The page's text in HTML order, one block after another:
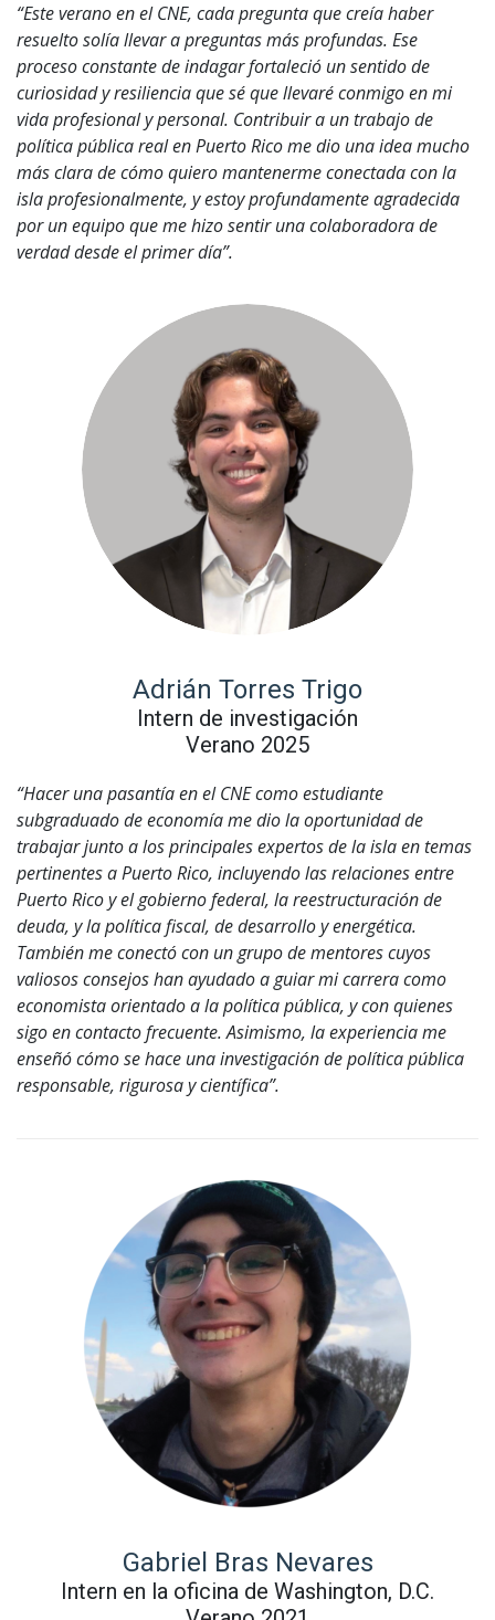
“Este verano en el CNE, cada pregunta que creía haber
resuelto solía llevar a preguntas más profundas. Ese
proceso constante de indagar fortaleció un sentido de
curiosidad y resiliencia que sé que llevaré conmigo en mi
vida profesional y personal. Contribuir a un trabajo de
política pública real en Puerto Rico me dio una idea mucho
más clara de cómo quiero mantenerme conectada con la
isla profesionalmente, y estoy profundamente agradecida
por un equipo que me hizo sentir una colaboradora de
verdad desde el primer día”.
Adrián Torres Trigo
Intern de investigación
Verano 2025
“Hacer una pasantía en el CNE como estudiante
subgraduado de economía me dio la oportunidad de
trabajar junto a los principales expertos de la isla en temas
pertinentes a Puerto Rico, incluyendo las relaciones entre
Puerto Rico y el gobierno federal, la reestructuración de
deuda, y la política fiscal, de desarrollo y energética.
También me conectó con un grupo de mentores cuyos
valiosos consejos han ayudado a guiar mi carrera como
economista orientado a la política pública, y con quienes
sigo en contacto frecuente. Asimismo, la experiencia me
enseñó cómo se hace una investigación de política pública
responsable, rigurosa y científica”.
Gabriel Bras Nevares
Intern en la oficina de Washington, D.C.